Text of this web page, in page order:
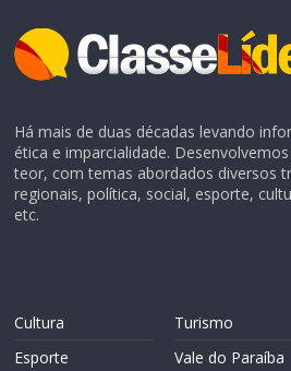
Há mais de duas décadas levando
ética e imparcialidade.
teor, com temas abordados diversos
regionais, política, social, esporte,
etc.
Cultura
Esporte
Turismo
Vale do Paraíba